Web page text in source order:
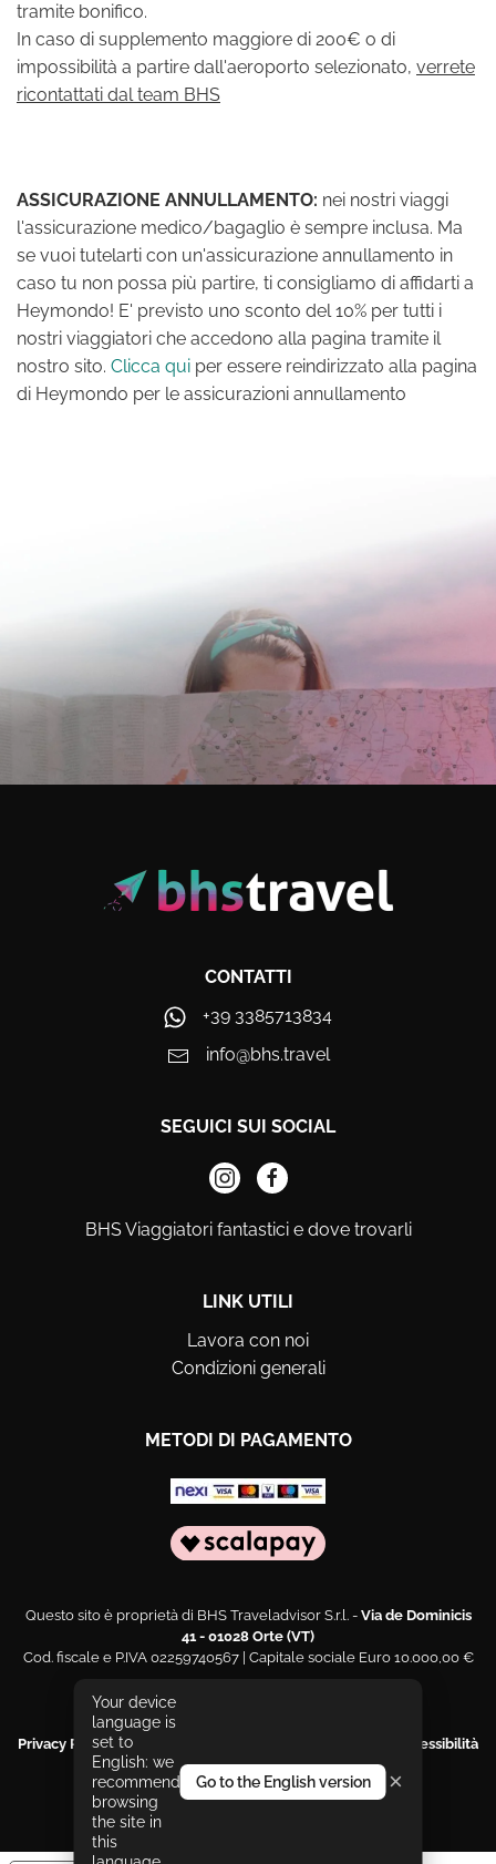
tramite bonifico.
In caso di supplemento maggiore di 200€ o di
impossibilità a partire dall'aeroporto selezionato, verrete
ricontattati dal team BHS
ASSICURAZIONE ANNULLAMENTO: nei nostri viaggi
l'assicurazione medico/bagaglio è sempre inclusa. Ma
se vuoi tutelarti con un'assicurazione annullamento in
caso tu non possa più partire, ti consigliamo di affidarti a
Heymondo! E' previsto uno sconto del 10% per tutti i
nostri viaggiatori che accedono alla pagina tramite il
nostro sito. Clicca qui per essere reindirizzato alla pagina
di Heymondo per le assicurazioni annullamento
CONTATTI
+39 3385713834
info@bhs.travel
SEGUICI SUI SOCIAL
BHS Viaggiatori fantastici e dove trovarli
LINK UTILI
Lavora con noi
Condizioni generali
METODI DI PAGAMENTO
Questo sito è proprietà di BHS Traveladvisor S.r.l. - Via de Dominicis
41 - 01028 Orte (VT)
Cod. fiscale e P.IVA 02259740567 | Capitale sociale Euro 10.000,00 €
Web engineering and design by
Privacy Policy|Cookies Policy
Segnala un problema di accessibilità
|Dichiarazione di accessibilità
Le tue preferenze relative alla privacy
Your device
language is
set to
English: we
recommend
browsing
the site in
this
Go to the English version ×